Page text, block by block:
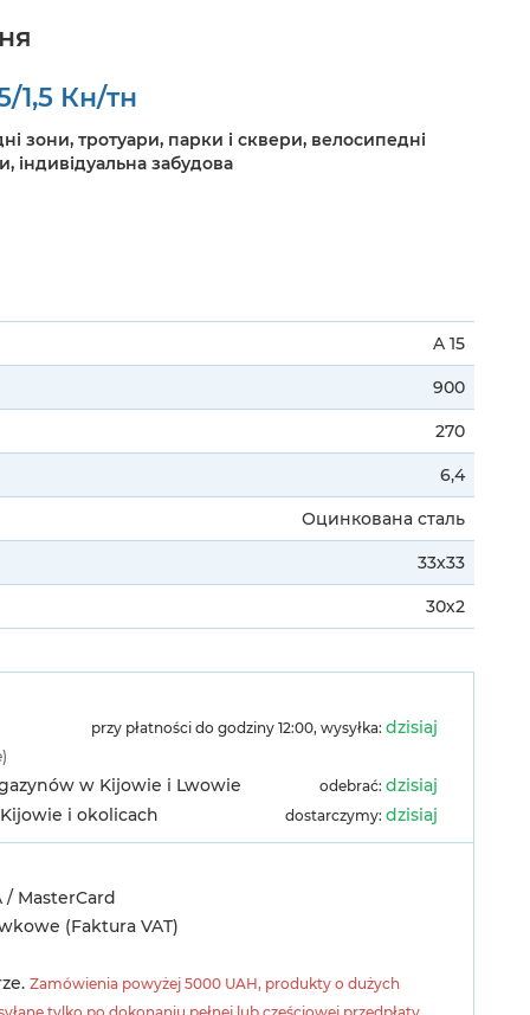
1,5 Кн/тн
зони, тротуари, парки і сквери, велосипедні
індивідуальна забудова
A 15
900
270
6,4
Оцинкована сталь
33х33
30х2
przy płatności do godziny 12:00, wysyłka: dzisiaj
w Kijowie i Lwowie odebrać: dzisiaj
i okolicach
dostarczymy: dzisiaj
/ MasterCard
(Faktura VAT)
Zamówienia powyżej 5000 UAH, produkty o dużych